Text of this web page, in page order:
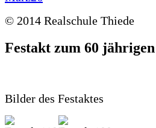
© 2014 Realschule Thiede
Festakt zum 60
Bilder des Festaktes